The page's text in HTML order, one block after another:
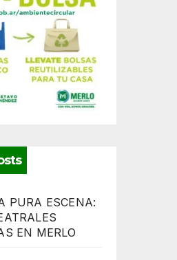
PURA ESCENA:
EN MERLO